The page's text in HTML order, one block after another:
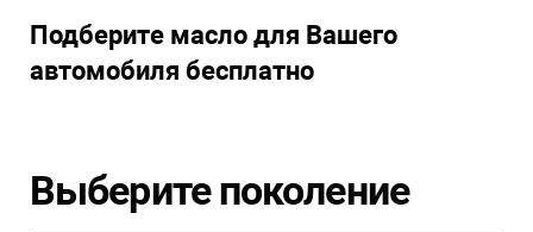
Подберите масло для Вашего
автомобиля бесплатно
Выберите поколение